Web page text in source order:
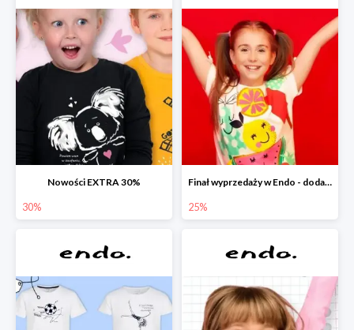
Nowości EXTRA 30%
30%
Finał wyprzedaży w Endo - dodatkowe 25% rabatu w Endo
25%